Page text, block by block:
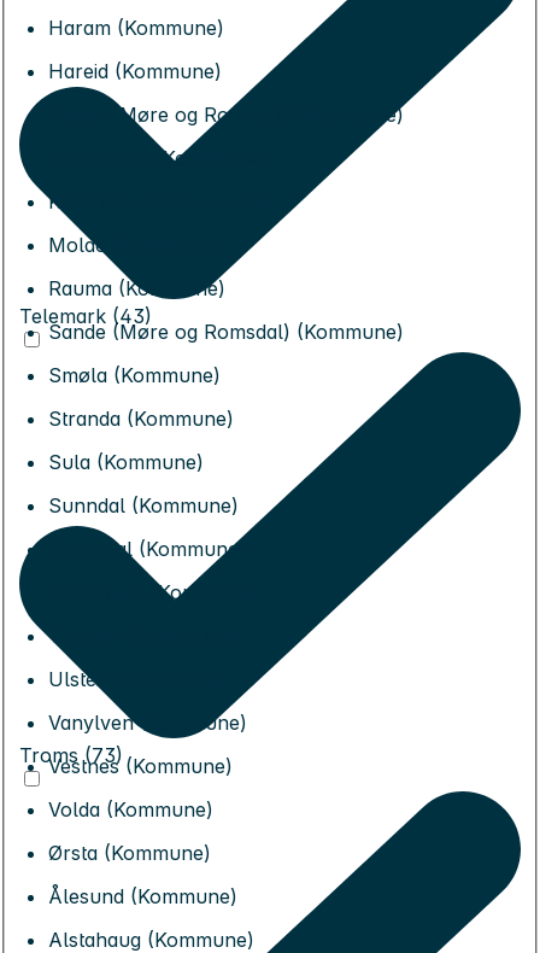
Haram (Kommune)
Hareid (Kommune)
Herøy (Møre og Romsdal) (Kommune)
Hustadvika (Kommune)
Kristiansund (Kommune)
Molde (Kommune)
Rauma (Kommune)
Sande (Møre og Romsdal) (Kommune)
Smøla (Kommune)
Stranda (Kommune)
Sula (Kommune)
Sunndal (Kommune)
Surnadal (Kommune)
Sykkylven (Kommune)
Tingvoll (Kommune)
Ulstein (Kommune)
Vanylven (Kommune)
Vestnes (Kommune)
Volda (Kommune)
Ørsta (Kommune)
Ålesund (Kommune)
Alstahaug (Kommune)
Telemark (43)
Troms (73)